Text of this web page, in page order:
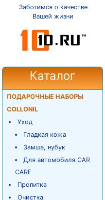
Заботимся о качестве
Вашей жизни
Каталог
ПОДАРОЧНЫЕ НАБОРЫ
COLLONIL
Уход
Гладкая кожа
Замша, нубук
Для автомобиля CAR
CARE
Пропитка
Очистка